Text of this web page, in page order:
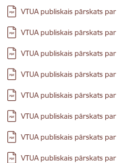
Lejupielādēt:
VTUA publiskais pārskats
Lejupielādēt:
VTUA publiskais pārskats
Lejupielādēt:
VTUA publiskais pārskats
Lejupielādēt:
VTUA publiskais pārskats
Lejupielādēt:
VTUA publiskais pārskats
Lejupielādēt:
VTUA publiskais pārskats
Lejupielādēt:
VTUA publiskais pārskats
Lejupielādēt:
VTUA publiskais pārskats